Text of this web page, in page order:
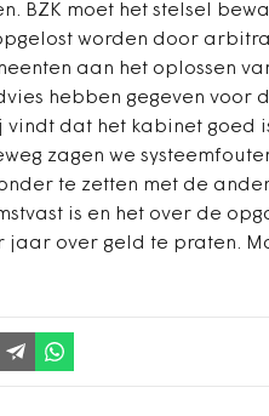
BZK moet het stelsel
worden door
aan het oplossen
hebben gegeven voor
vindt dat het kabinet goed
zagen we
te zetten met de
is en het over de
jaar over geld te praten.